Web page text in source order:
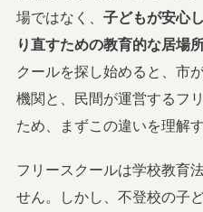
場ではなく、 子どもが安心
り直すための教育的な居場
クールを探し始めると、市
機関と、民間が運営するフ
ため、まずこの違いを理解
フリースクールは学校教育
せん。しかし、不登校の子